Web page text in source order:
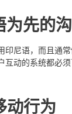
为先的
印尼语，而且通
互动的系统都必
动行为